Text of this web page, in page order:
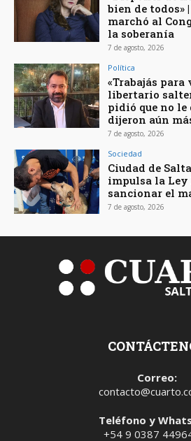
bien de todos»
marchó al
la soberanía
7 de agosto, 2026
Política
«Trabajás para
libertario
pidió que no
dijeron aún
7 de agosto, 2026
Sociedad
Ciudad de
impulsa la Ley
sancionar el
7 de agosto, 2026
Correo:
Teléfono y
+54 9 0387